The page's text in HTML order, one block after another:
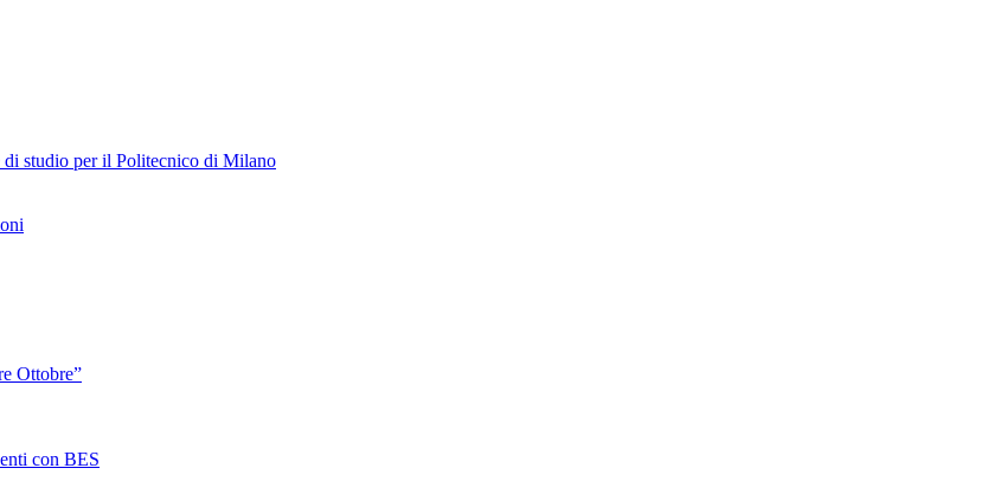
studio per il Politecnico di Milano
Ottobre”
con BES